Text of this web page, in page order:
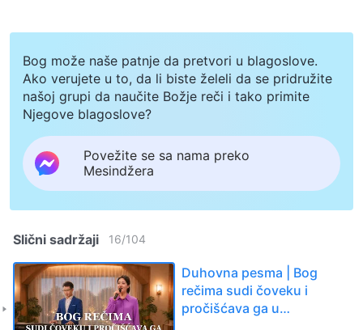
Bog može naše patnje da pretvori u blagoslove.
Ako verujete u to, da li biste želeli da se pridružite
našoj grupi da naučite Božje reči i tako primite
Njegove blagoslove?
Povežite se sa nama preko
Mesindžera
Slični sadržaji 16/104
Duhovna pesma | Bog
rečima sudi čoveku i
pročišćava ga u